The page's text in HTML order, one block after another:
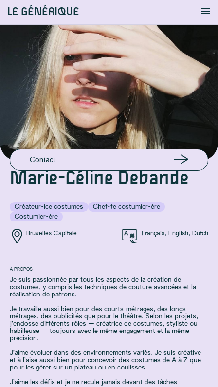
LE GÉNÉRIQUE
S'identifier Chercher
Bruxelles Capitale Français, English, Dutch
Marie-Céline Debande
Créateur·ice costumes
Chef·fe costumier·ère
Costumier·ère
À PROPOS
Je suis passionnée par tous les aspects de la création de
costumes, y compris les techniques de couture avancées et la
réalisation de patrons.
Je travaille aussi bien pour des courts-métrages, des longs-
métrages, des publicités que pour le théâtre. Selon les projets,
j’endosse différents rôles — créatrice de costumes, styliste ou
habilleuse — toujours avec le même engagement et la même
précision.
J’aime évoluer dans des environnements variés. Je suis créative
et à l’aise aussi bien pour concevoir des costumes de A à Z que
pour les gérer sur un plateau ou en coulisses.
J’aime les défis et je ne recule jamais devant des tâches
EN LIGNE
Instagram
Instagram
mariecelinedebande@gmail.com
Contact